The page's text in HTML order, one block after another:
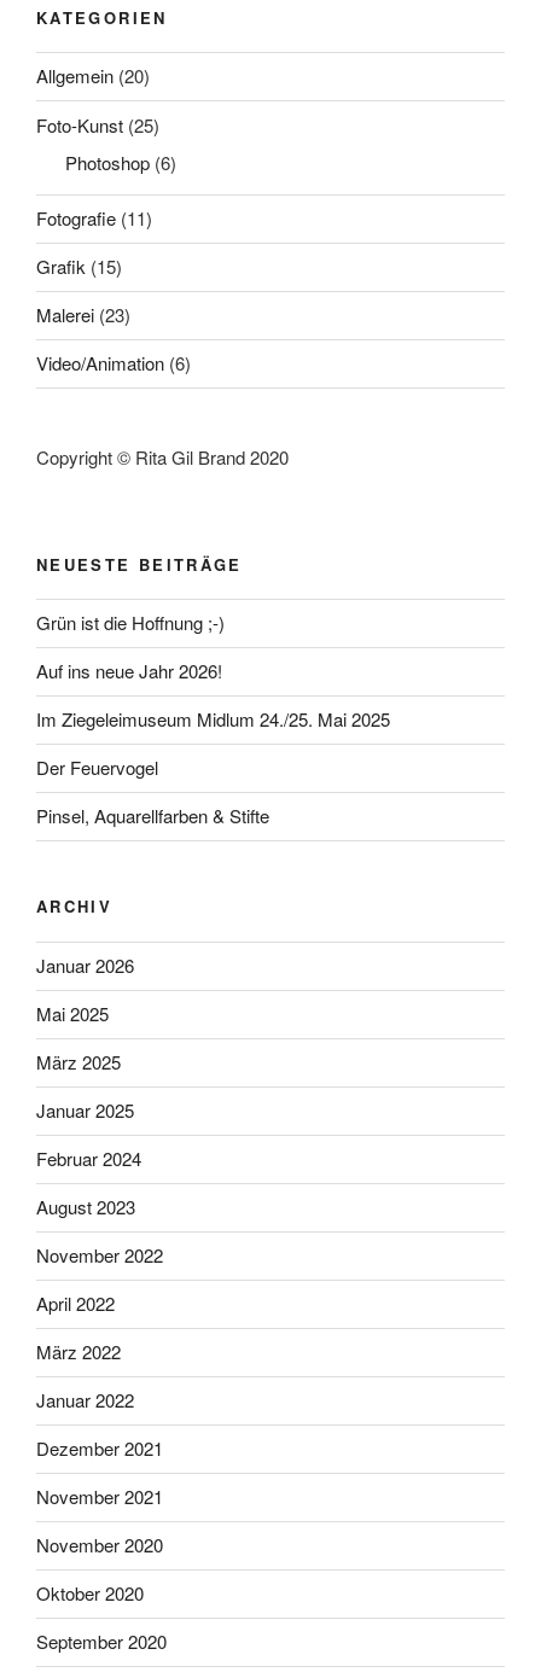
KATEGORIEN
Allgemein (20)
Foto-Kunst (25)
Photoshop (6)
Fotografie (11)
Grafik (15)
Malerei (23)
Video/Animation (6)
Copyright © Rita Gil Brand 2020
NEUESTE BEITRÄGE
Grün ist die Hoffnung ;-)
Auf ins neue Jahr 2026!
Im Ziegeleimuseum Midlum 24./25. Mai 2025
Der Feuervogel
Pinsel, Aquarellfarben & Stifte
ARCHIV
Januar 2026
Mai 2025
März 2025
Januar 2025
Februar 2024
August 2023
November 2022
April 2022
März 2022
Januar 2022
Dezember 2021
November 2021
November 2020
Oktober 2020
September 2020